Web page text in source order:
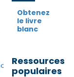
Obtenez
le livre
blanc
Ressources
populaires